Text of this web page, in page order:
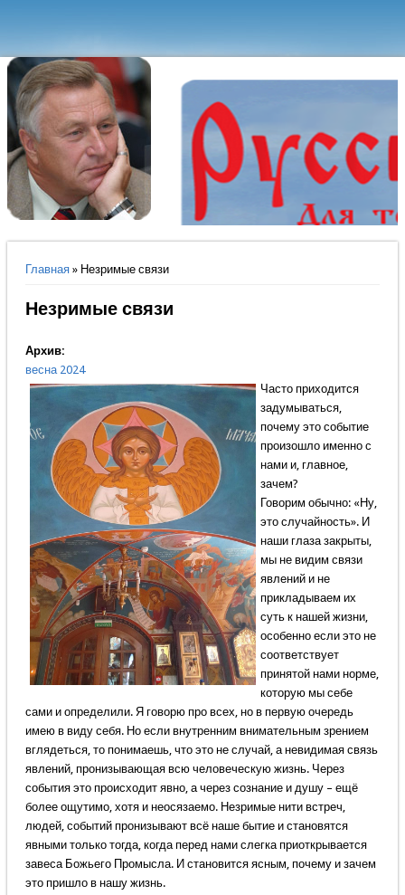
Вы здесь
Главная» Незримые связи
Незримые связи
Архив:
весна 2024
Часто приходится
задумываться,
почему это событие
произошло именно с
нами и, главное,
зачем?
Говорим обычно: «Ну,
это случайность». И
наши глаза закрыты,
мы не видим связи
явлений и не
прикладываем их
суть к нашей жизни,
особенно если это не
соответствует
принятой нами норме,
которую мы себе
сами и определили. Я говорю про всех, но в первую очередь
имею в виду себя. Но если внутренним внимательным зрением
вглядеться, то понимаешь, что это не случай, а невидимая связь
явлений, пронизывающая всю человеческую жизнь. Через
события это происходит явно, а через сознание и душу – ещё
более ощутимо, хотя и неосязаемо. Незримые нити встреч,
людей, событий пронизывают всё наше бытие и становятся
явными только тогда, когда перед нами слегка приоткрывается
завеса Божьего Промысла. И становится ясным, почему и зачем
это пришло в нашу жизнь.